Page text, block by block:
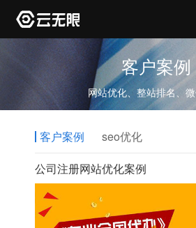
客户案例
网站优化、整站排名、
客户案例
seo优化
公司注册网站优化案例